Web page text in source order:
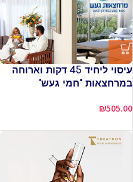
עיסוי ליחיד 45 דקות וארוחה
במרחצאות "חמי געש"
₪505.00